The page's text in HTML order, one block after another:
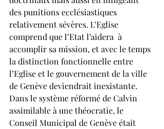
des punitions ecclésiastiques
relativement sévères. L’Eglise
comprend que l’Etat l’aidera  à
accomplir sa mission, et avec le temps
la distinction fonctionnelle entre
l’Eglise et le gouvernement de la ville
de Genève deviendrait inexistante.
Dans le système réformé de Calvin
assimilable à une théocratie, le
Conseil Municipal de Genève était